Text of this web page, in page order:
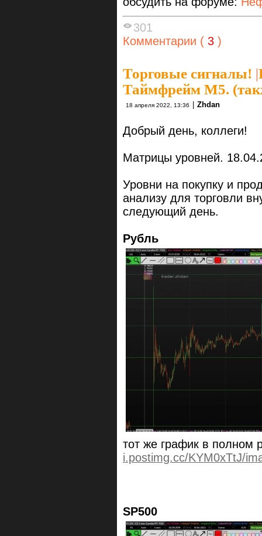
301
Комментарии ( 3 )
Торговые сигналы! |
Таймфрейм М5.
18 апреля 2022, 13:36 Zhdan
Добрый день, коллеги!
Матрицы уровней.
Уровни на покупку и
анализу для торговли
следующий день.
Рубль
тот же график в полном
i.postimg.cc/KYM0xTtJ/
SP500